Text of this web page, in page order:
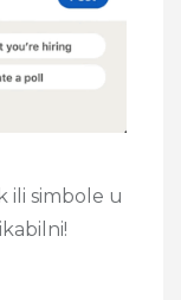
ili simbole u